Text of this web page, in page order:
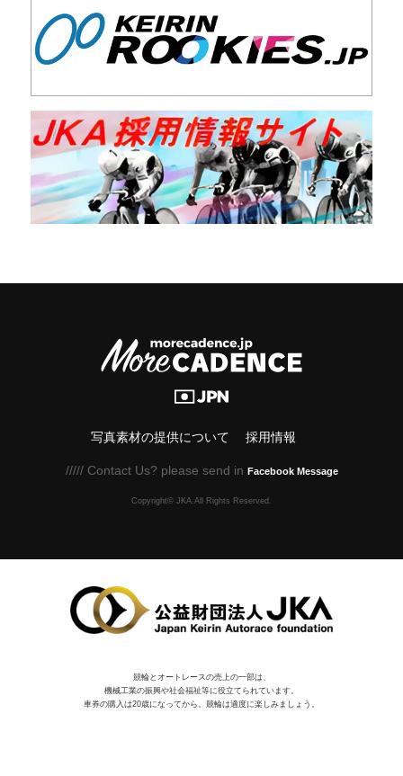
写真素材の提供について 採用情報
///// Contact Us? please send in Facebook Message
Copyright© JKA.All Rights Reserved.
競輪とオートレースの売上の一部は、
機械⼯業の振興や社会福祉等に役⽴てられています。
車券の購入は20歳になってから。競輪は適度に楽しみましょう。